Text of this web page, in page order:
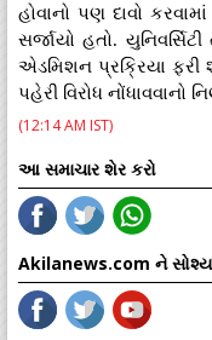
હોવાનો પણ દાવો
સર્જાયો હતો.
એડમિશન પ્રક્રિયા
પહેરી વિરોધ નોંધાવવાનો
(12:14 AM IST)
આ સમાચાર શેર કરો
Akilanews.com ને